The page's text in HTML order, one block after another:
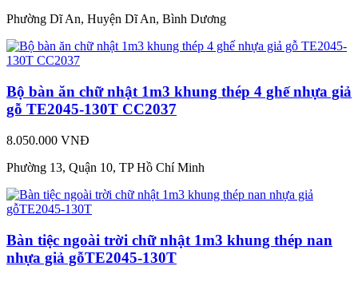
Phường Dĩ An, Huyện Dĩ An, Bình Dương
Bộ bàn ăn chữ nhật 1m3 khung thép 4 ghế nhựa giả
gỗ TE2045-130T CC2037
8.050.000 VNĐ
Phường 13, Quận 10, TP Hồ Chí Minh
Bàn tiệc ngoài trời chữ nhật 1m3 khung thép nan
nhựa giả gỗTE2045-130T